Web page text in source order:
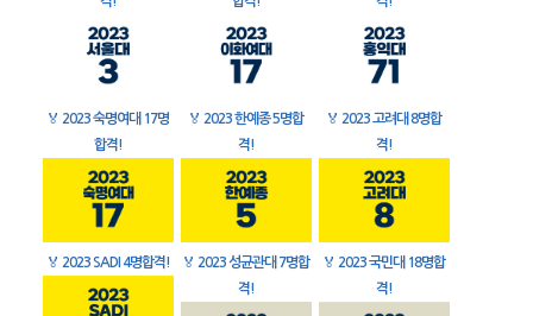
🏅 2023 숙명여대 17명
합격!
🏅 2023 한예종 5명합
격!
🏅 2023 고려대 8명합
격!
🏅 2023 SADI 4명합격! 🏅 2023 성균관대 7명합
격!
🏅 2023 국민대 18명합
격!